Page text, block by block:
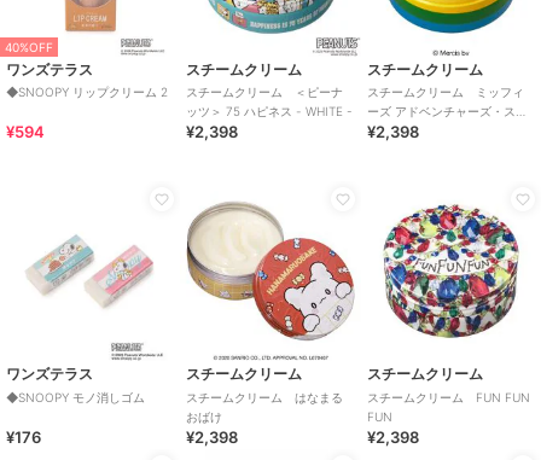
40%OFF
ワンズテラス
◆SNOOPY リップクリーム 2
¥594
スチームクリーム
スチームクリーム ＜ピーナ
ッツ＞ 75 ハピネス - WHITE -
¥2,398
スチームクリーム
スチームクリーム ミッフィ
ーズ アドベンチャーズ・スナ
ッフィー
¥2,398
ワンズテラス
◆SNOOPY モノ消しゴム
¥176
スチームクリーム
スチームクリーム はなまる
おばけ
¥2,398
スチームクリーム
スチームクリーム FUN FUN
FUN
¥2,398